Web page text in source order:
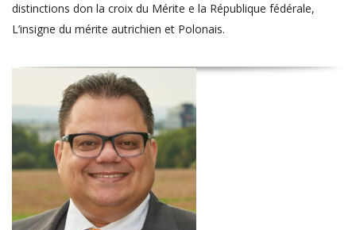
distinctions don la croix du Mérite e la République fédérale,
L’insigne du mérite autrichien et Polonais.